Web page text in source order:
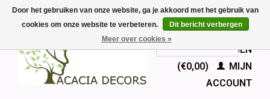
EUR
GBPNederlands
Deutsch
English
Français
WINKELWAGEN
(€0,00)
MIJN
ACCOUNT
Door het gebruiken van onze website, ga je akkoord met het gebruik van
cookies om onze website te verbeteren.
Dit bericht verbergen
Meer over cookies »